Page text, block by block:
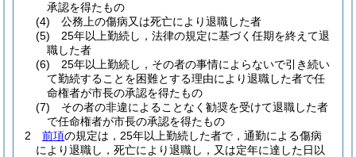
承認を得たもの
(4)
公務上の傷病又は死亡により退職した者
(5)
25年以上勤続し，法律の規定に基づく任期を終えて退
職した者
(6)
25年以上勤続し，その者の事情によらないで引き続い
て勤続することを困難とする理由により退職した者で任
命権者が市長の承認を得たもの
(7)
その者の非違によることなく勧奨を受けて退職した者
で任命権者が市長の承認を得たもの
2
前項の規定は，25年以上勤続した者で，通勤による傷病
により退職し，死亡により退職し，又は定年に達した日以